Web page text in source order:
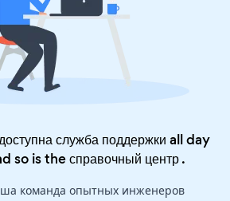
служба поддержки all day
so is theсправочный центр.
команда опытных инженеров